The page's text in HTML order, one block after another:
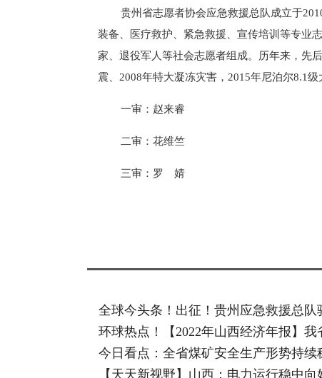
贵州省志愿者协会应急救援总队成立于
装备、医疗救护、紧急救援、宣传培训等专业
家、退役军人等社会志愿者组成。历年来，先
震、2008年特大凝冻灾害，2015年尼泊尔8.1
一审：赵来睿
二审：花维竺
三审：罗 婧
全球今头条！出征！贵州应急救援总队
环球热点！【2022年山西经济年报】
今日看点：全省煤矿安全生产形势持续
【天天新视野】山西：电力运行稳中